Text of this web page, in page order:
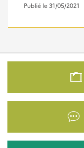
Publié le 31/05/2021
Pied
-